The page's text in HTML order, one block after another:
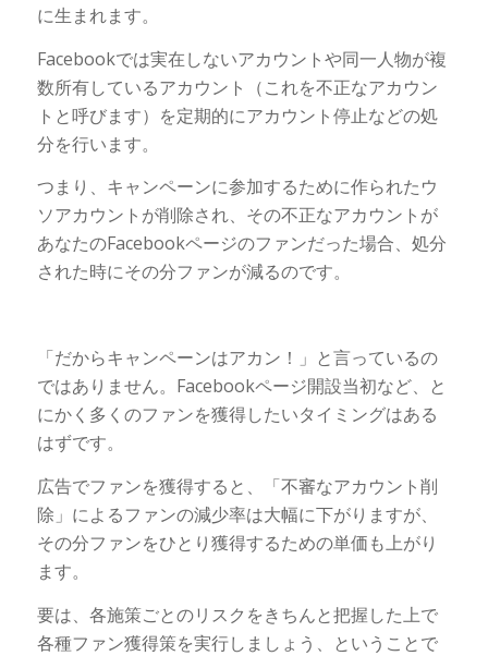
に生まれます。
Facebookでは実在しないアカウントや同一人物が複
数所有しているアカウント（これを不正なアカウン
トと呼びます）を定期的にアカウント停止などの処
分を行います。
つまり、キャンペーンに参加するために作られたウ
ソアカウントが削除され、その不正なアカウントが
あなたのFacebookページのファンだった場合、処分
された時にその分ファンが減るのです。
「だからキャンペーンはアカン！」と言っているの
ではありません。Facebookページ開設当初など、と
にかく多くのファンを獲得したいタイミングはある
はずです。
広告でファンを獲得すると、「不審なアカウント削
除」によるファンの減少率は大幅に下がりますが、
その分ファンをひとり獲得するための単価も上がり
ます。
要は、各施策ごとのリスクをきちんと把握した上で
各種ファン獲得策を実行しましょう、ということで